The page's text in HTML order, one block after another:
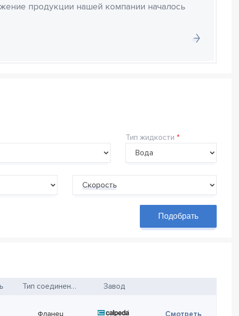
продукции нашей компании началось
Тип жидкости
Скорость
Подобрать
Тип соединения Завод
Фланец Смотреть—